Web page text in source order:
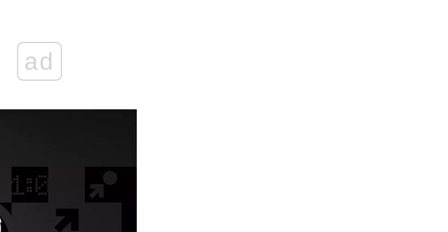
ad